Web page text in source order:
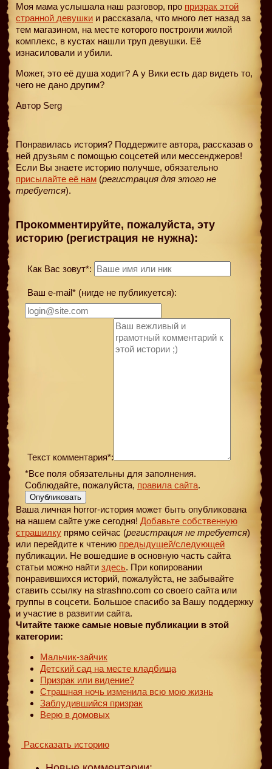
Моя мама услышала наш разговор, про призрак этой
странной девушки и рассказала, что много лет назад за
тем магазином, на месте которого построили жилой
комплекс, в кустах нашли труп девушки. Её
изнасиловали и убили.
Может, это её душа ходит? А у Вики есть дар видеть то,
чего не дано другим?
Автор Serg
Понравилась история? Поддержите автора, рассказав о
ней друзьям с помощью соцсетей или мессенджеров!
Если Вы знаете историю получше, обязательно
присылайте её нам (регистрация для этого не
требуется).
Прокомментируйте, пожалуйста, эту
историю (регистрация не нужна):
Как Вас зовут*:
Ваш e-mail* (нигде не публикуется):
Текст комментария*:
*Все поля обязательны для заполнения.
Соблюдайте, пожалуйста, правила сайта.
Опубликовать
Ваша личная horror-история может быть опубликована
на нашем сайте уже сегодня! Добавьте собственную
страшилку прямо сейчас (регистрация не требуется)
или перейдите к чтению предыдущей/следующей
публикации. Не вошедшие в основную часть сайта
статьи можно найти здесь. При копировании
понравившихся историй, пожалуйста, не забывайте
ставить ссылку на strashno.com со своего сайта или
группы в соцсети. Большое спасибо за Вашу поддержку
и участие в развитии сайта.
Читайте также самые новые публикации в этой
категории:
Мальчик-зайчик
Детский сад на месте кладбища
Призрак или видение?
Страшная ночь изменила всю мою жизнь
Заблудившийся призрак
Верю в домовых
Рассказать историю